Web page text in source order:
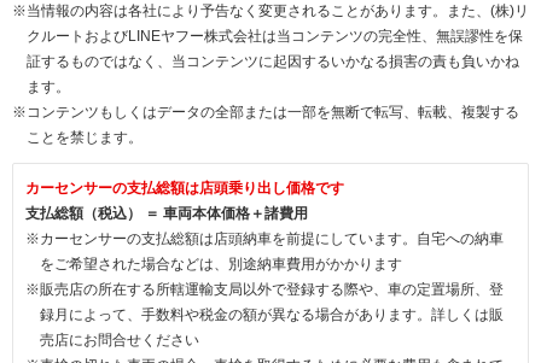
※当情報の内容は各社により予告なく変更されることがあります。また、(株)リ
クルートおよびLINEヤフー株式会社は当コンテンツの完全性、無誤謬性を保
証するものではなく、当コンテンツに起因するいかなる損害の責も負いかね
ます。
※コンテンツもしくはデータの全部または一部を無断で転写、転載、複製する
ことを禁じます。
カーセンサーの支払総額は店頭乗り出し価格です
支払総額（税込） ＝ 車両本体価格＋諸費用
※カーセンサーの支払総額は店頭納車を前提にしています。自宅への納車
をご希望された場合などは、別途納車費用がかかります
※販売店の所在する所轄運輸支局以外で登録する際や、車の定置場所、登
録月によって、手数料や税金の額が異なる場合があります。詳しくは販
売店にお問合せください